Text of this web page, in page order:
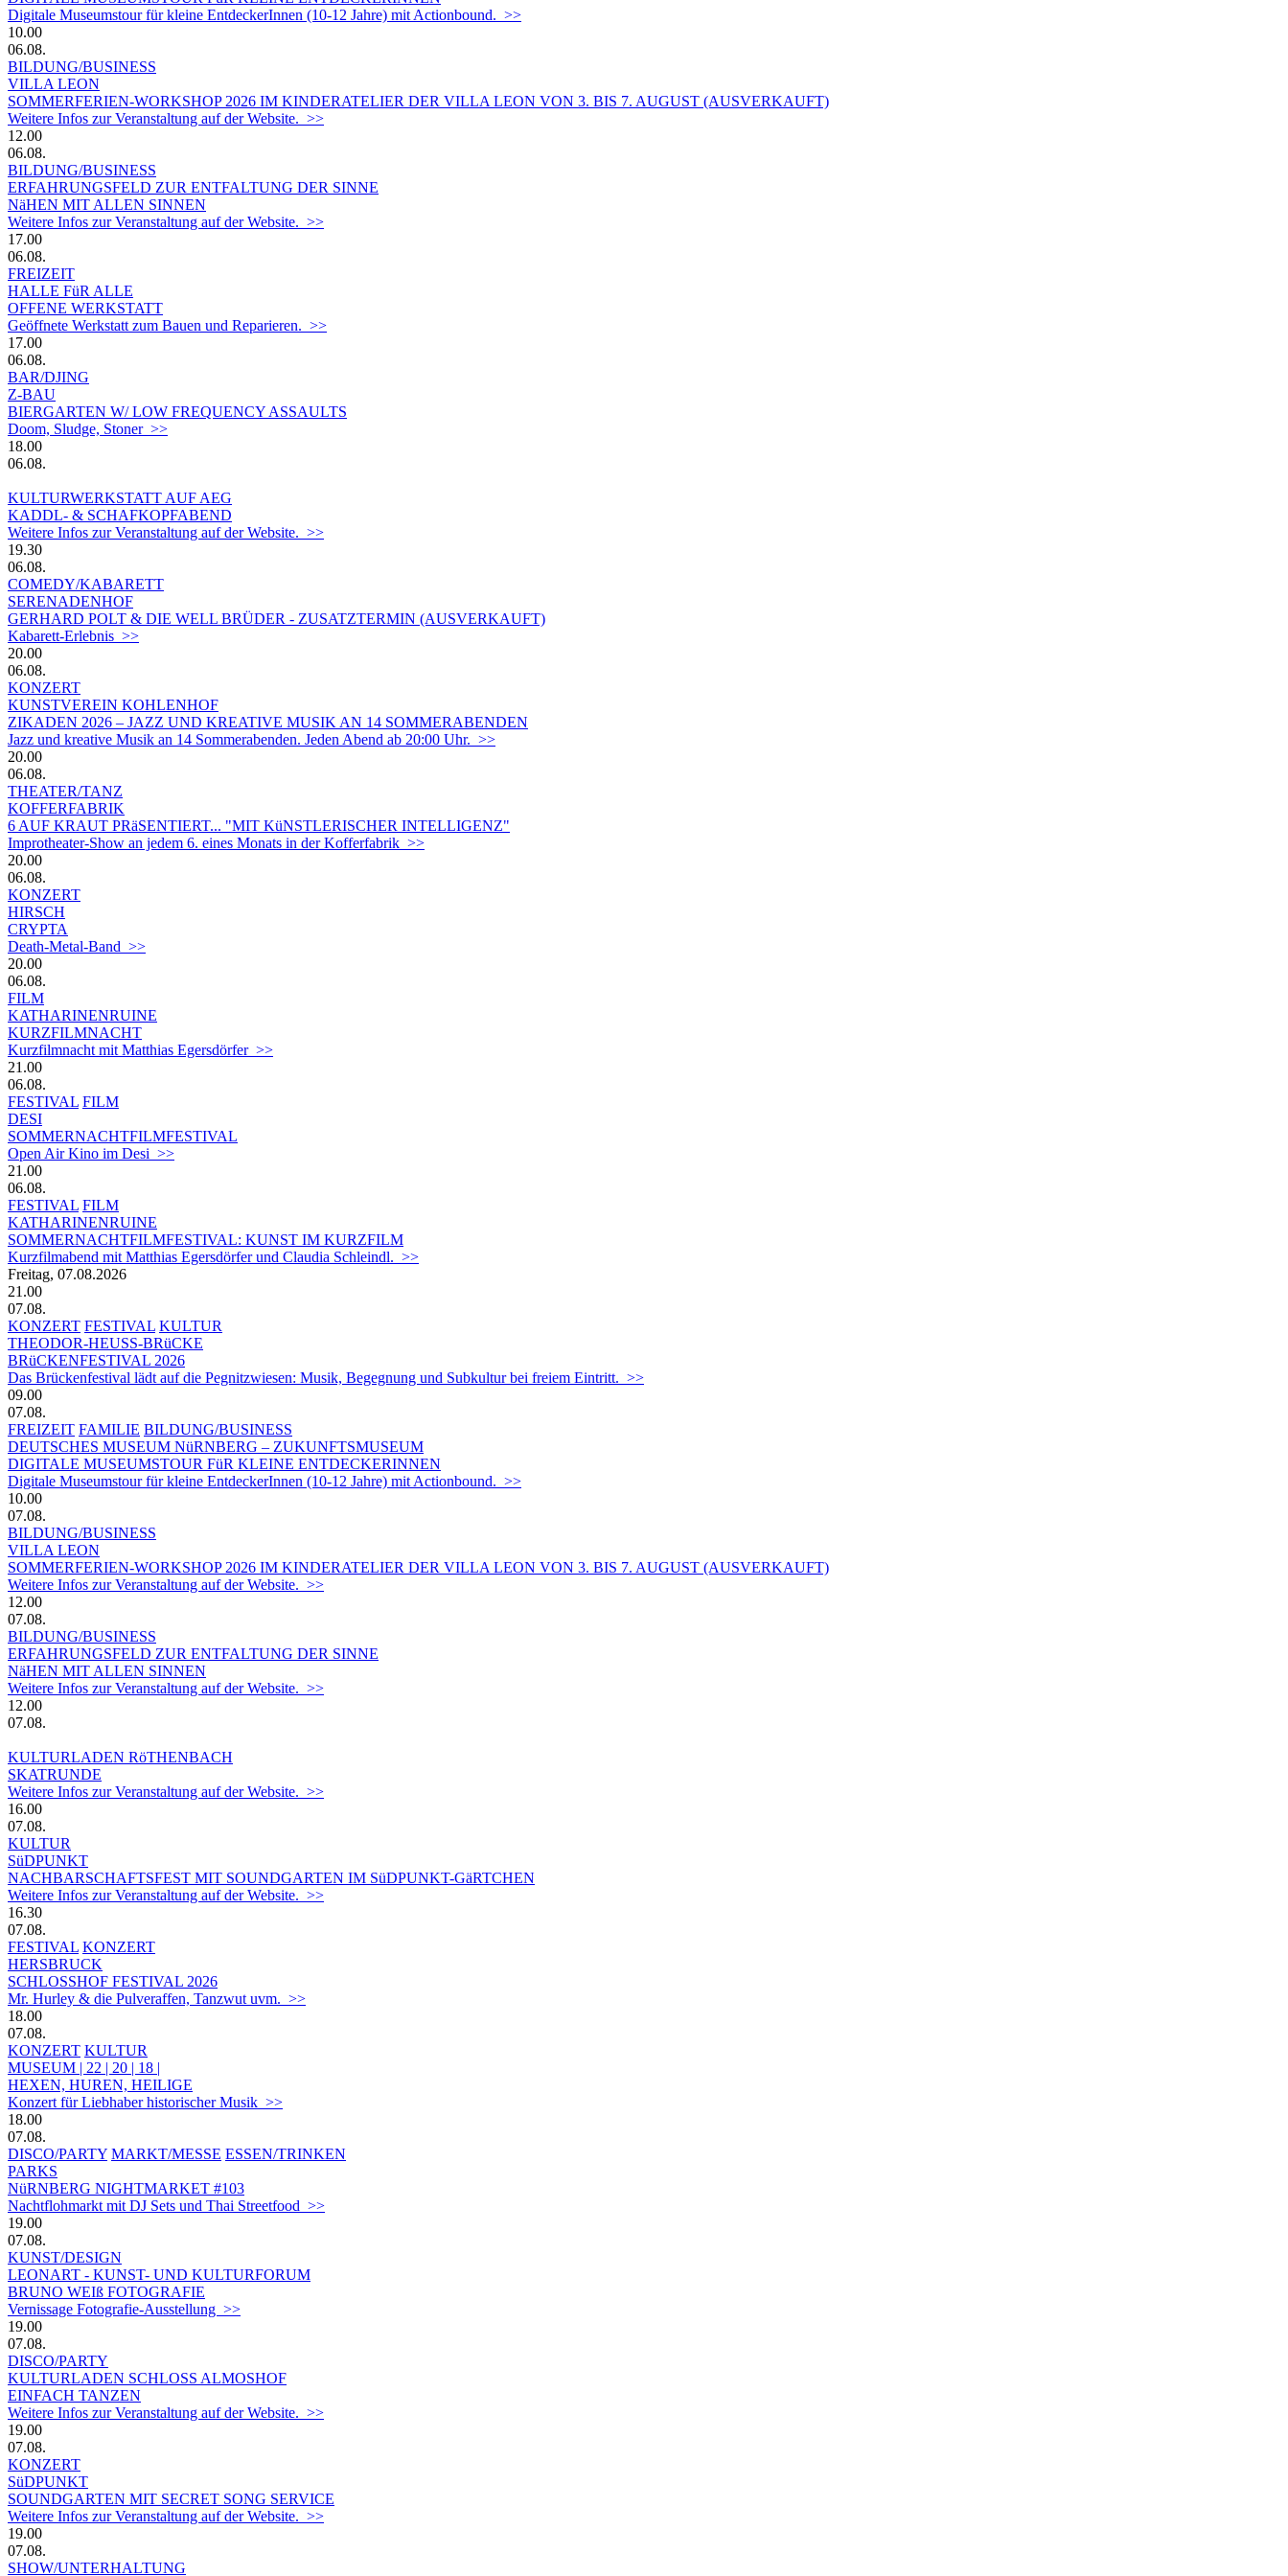
Digitale Museumstour für kleine EntdeckerInnen (10-12 Jahre) mit Actionbound. >>
10.00
06.08.
BILDUNG/BUSINESS
VILLA LEON
SOMMERFERIEN-WORKSHOP 2026 IM KINDERATELIER DER VILLA LEON VON 3. BIS 7. AUGUST (AUSVERKAUFT)
Weitere Infos zur Veranstaltung auf der Website. >>
12.00
06.08.
BILDUNG/BUSINESS
ERFAHRUNGSFELD ZUR ENTFALTUNG DER SINNE
NäHEN MIT ALLEN SINNEN
Weitere Infos zur Veranstaltung auf der Website. >>
17.00
06.08.
FREIZEIT
HALLE FüR ALLE
OFFENE WERKSTATT
Geöffnete Werkstatt zum Bauen und Reparieren. >>
17.00
06.08.
BAR/DJING
Z-BAU
BIERGARTEN W/ LOW FREQUENCY ASSAULTS
Doom, Sludge, Stoner >>
18.00
06.08.
KULTURWERKSTATT AUF AEG
KADDL- & SCHAFKOPFABEND
Weitere Infos zur Veranstaltung auf der Website. >>
19.30
06.08.
COMEDY/KABARETT
SERENADENHOF
GERHARD POLT & DIE WELL BRÜDER - ZUSATZTERMIN (AUSVERKAUFT)
Kabarett-Erlebnis >>
20.00
06.08.
KONZERT
KUNSTVEREIN KOHLENHOF
ZIKADEN 2026 – JAZZ UND KREATIVE MUSIK AN 14 SOMMERABENDEN
Jazz und kreative Musik an 14 Sommerabenden. Jeden Abend ab 20:00 Uhr. >>
20.00
06.08.
THEATER/TANZ
KOFFERFABRIK
6 AUF KRAUT PRäSENTIERT... "MIT KüNSTLERISCHER INTELLIGENZ"
Improtheater-Show an jedem 6. eines Monats in der Kofferfabrik >>
20.00
06.08.
KONZERT
HIRSCH
CRYPTA
Death-Metal-Band >>
20.00
06.08.
FILM
KATHARINENRUINE
KURZFILMNACHT
Kurzfilmnacht mit Matthias Egersdörfer >>
21.00
06.08.
FESTIVAL FILM
DESI
SOMMERNACHTFILMFESTIVAL
Open Air Kino im Desi >>
21.00
06.08.
FESTIVAL FILM
KATHARINENRUINE
SOMMERNACHTFILMFESTIVAL: KUNST IM KURZFILM
Kurzfilmabend mit Matthias Egersdörfer und Claudia Schleindl. >>
Freitag, 07.08.2026
21.00
07.08.
KONZERT FESTIVAL KULTUR
THEODOR-HEUSS-BRüCKE
BRüCKENFESTIVAL 2026
Das Brückenfestival lädt auf die Pegnitzwiesen: Musik, Begegnung und Subkultur bei freiem Eintritt. >>
09.00
07.08.
FREIZEIT FAMILIE BILDUNG/BUSINESS
DEUTSCHES MUSEUM NüRNBERG – ZUKUNFTSMUSEUM
DIGITALE MUSEUMSTOUR FüR KLEINE ENTDECKERINNEN
Digitale Museumstour für kleine EntdeckerInnen (10-12 Jahre) mit Actionbound. >>
10.00
07.08.
BILDUNG/BUSINESS
VILLA LEON
SOMMERFERIEN-WORKSHOP 2026 IM KINDERATELIER DER VILLA LEON VON 3. BIS 7. AUGUST (AUSVERKAUFT)
Weitere Infos zur Veranstaltung auf der Website. >>
12.00
07.08.
BILDUNG/BUSINESS
ERFAHRUNGSFELD ZUR ENTFALTUNG DER SINNE
NäHEN MIT ALLEN SINNEN
Weitere Infos zur Veranstaltung auf der Website. >>
12.00
07.08.
KULTURLADEN RöTHENBACH
SKATRUNDE
Weitere Infos zur Veranstaltung auf der Website. >>
16.00
07.08.
KULTUR
SüDPUNKT
NACHBARSCHAFTSFEST MIT SOUNDGARTEN IM SüDPUNKT-GäRTCHEN
Weitere Infos zur Veranstaltung auf der Website. >>
16.30
07.08.
FESTIVAL KONZERT
HERSBRUCK
SCHLOSSHOF FESTIVAL 2026
Mr. Hurley & die Pulveraffen, Tanzwut uvm. >>
18.00
07.08.
KONZERT KULTUR
MUSEUM | 22 | 20 | 18 |
HEXEN, HUREN, HEILIGE
Konzert für Liebhaber historischer Musik >>
18.00
07.08.
DISCO/PARTY MARKT/MESSE ESSEN/TRINKEN
PARKS
NüRNBERG NIGHTMARKET #103
Nachtflohmarkt mit DJ Sets und Thai Streetfood >>
19.00
07.08.
KUNST/DESIGN
LEONART - KUNST- UND KULTURFORUM
BRUNO WEIß FOTOGRAFIE
Vernissage Fotografie-Ausstellung >>
19.00
07.08.
DISCO/PARTY
KULTURLADEN SCHLOSS ALMOSHOF
EINFACH TANZEN
Weitere Infos zur Veranstaltung auf der Website. >>
19.00
07.08.
KONZERT
SüDPUNKT
SOUNDGARTEN MIT SECRET SONG SERVICE
Weitere Infos zur Veranstaltung auf der Website. >>
19.00
07.08.
SHOW/UNTERHALTUNG